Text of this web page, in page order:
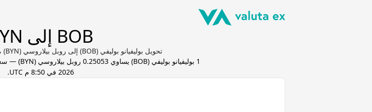
BOB إلى BYN
تحويل بوليفيانو بوليفي (BOB) إلى روبل بيلاروسي (BYN) مع محول العملات Valuta EX
1 بوليفيانو بوليفي (
BOB) يساوي0.25053 روبل بيلاروسي (
BYN
) —
2026 في 8:50 م UTC
.